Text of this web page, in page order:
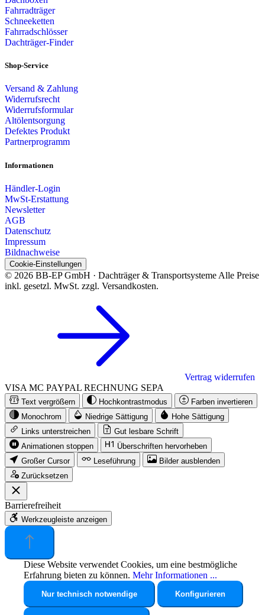
Fahrradträger
Schneeketten
Fahrradschlösser
Dachträger-Finder
Shop-Service
Versand & Zahlung
Widerrufsrecht
Widerrufsformular
Altölentsorgung
Defektes Produkt
Partnerprogramm
Informationen
Händler-Login
MwSt-Erstattung
Newsletter
AGB
Datenschutz
Impressum
Bildnachweise
Cookie-Einstellungen
© 2026 BB-EP GmbH · Dachträger & Transportsysteme Alle Preise
inkl. gesetzl. MwSt. zzgl. Versandkosten.
Vertrag widerrufen
VISA MC PAYPAL RECHNUNG SEPA
Text vergrößern Hochkontrastmodus
Farben invertieren
Monochrom
Niedrige Sättigung
Hohe Sättigung
Links unterstreichen
Gut lesbare Schrift
Animationen stoppen
Überschriften hervorheben
Großer Cursor
Leseführung
Bilder ausblenden
Zurücksetzen
Barrierefreiheit
Werkzeugleiste anzeigen
Diese Website verwendet Cookies, um eine bestmögliche
Erfahrung bieten zu können. Mehr Informationen ...
Nur technisch notwendige Konfigurieren